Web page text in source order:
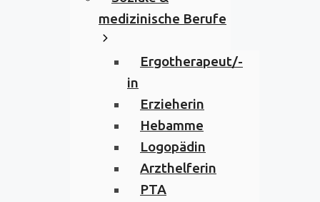
medizinische Berufe
Ergotherapeut/-
in
Erzieherin
Hebamme
Logopädin
Arzthelferin
PTA